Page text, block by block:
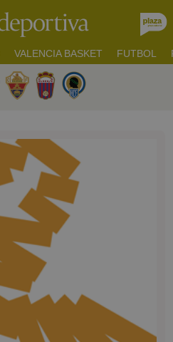
VALENCIA BASKET FUTBOL